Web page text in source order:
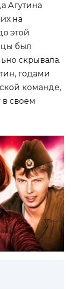
Агутина
на
этой
был
скрывала.
годами
команде,
в своем